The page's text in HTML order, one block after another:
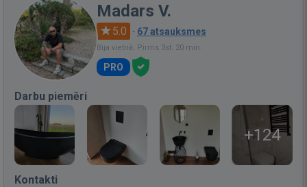
Madars V.
5.0 · 67 atsauksmes
Bija vietnē: Pirms 3st. 20 min.
PRO
Darbu piemēri
+124
Kontakti